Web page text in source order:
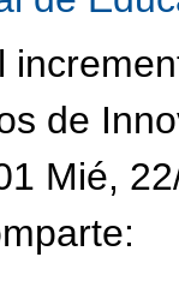
de
Mié,